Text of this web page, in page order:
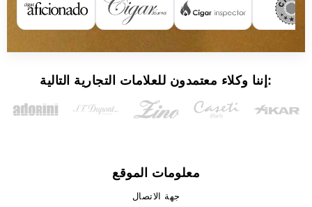
إننا وكلاء معتمدون للعلامات التجارية التالية:
معلومات الموقع
جهة الاتصال